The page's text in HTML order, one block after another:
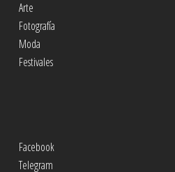
Arte
Fotografía
Moda
Festivales
Facebook
Telegram